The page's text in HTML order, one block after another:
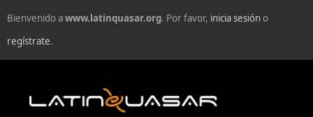
Bienvenido awww.latinquasar.org. Por favor, inicia sesióno
regístrate.